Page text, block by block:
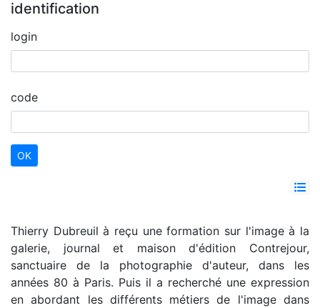
identification
login
code
Thierry Dubreuil à reçu une formation sur l'image à la
galerie, journal et maison d'édition Contrejour,
sanctuaire de la photographie d'auteur, dans les
années 80 à Paris. Puis il a recherché une expression
en abordant les différents métiers de l'image dans